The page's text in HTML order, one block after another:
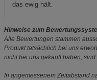
das ewig hält.
Hinweise zum
Alle Bewertungen stammen
Produkt tatsächlich bei uns
nicht bei uns gekauft haben,
In angemessenem Zeitabstand